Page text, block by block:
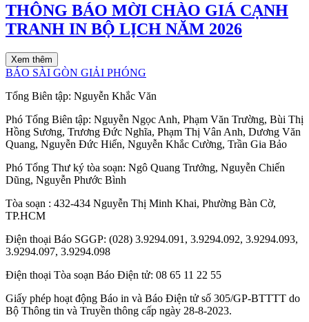
THÔNG BÁO MỜI CHÀO GIÁ CẠNH
TRANH IN BỘ LỊCH NĂM 2026
Xem thêm
BÁO SÀI GÒN GIẢI PHÓNG
Tổng Biên tập: Nguyễn Khắc Văn
Phó Tổng Biên tập: Nguyễn Ngọc Anh, Phạm Văn Trường, Bùi Thị
Hồng Sương, Trương Đức Nghĩa, Phạm Thị Vân Anh, Dương Văn
Quang, Nguyễn Đức Hiển, Nguyễn Khắc Cường, Trần Gia Bảo
Phó Tổng Thư ký tòa soạn: Ngô Quang Trưởng, Nguyễn Chiến
Dũng, Nguyễn Phước Bình
Tòa soạn : 432-434 Nguyễn Thị Minh Khai, Phường Bàn Cờ,
TP.HCM
Điện thoại Báo SGGP: (028) 3.9294.091, 3.9294.092, 3.9294.093,
3.9294.097, 3.9294.098
Điện thoại Tòa soạn Báo Điện tử: 08 65 11 22 55
Giấy phép hoạt động Báo in và Báo Điện tử số 305/GP-BTTTT do
Bộ Thông tin và Truyền thông cấp ngày 28-8-2023.